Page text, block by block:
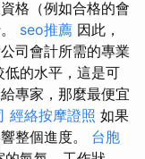
格（例如合格的會
seo推薦 因此，
司會計所需的專業
的水平，這是可
專家，那麼最便宜
經絡按摩證照 如果
整個進度。 台胞